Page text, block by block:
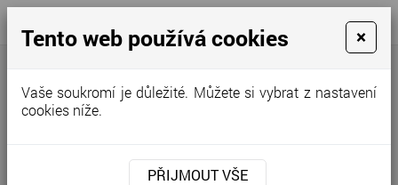
+420
298
640
info@zeleninakovar.cz
Tento web používá cookies ×
Vaše soukromí je důležité. Můžete si vybrat z nastavení
cookies níže.
PŘIJMOUT VŠE